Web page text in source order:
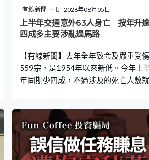
有線新聞 2026年08月05日
上半年交通意外63人身亡 按年升
四成多主要涉亂過馬路
【有線新聞】去年全年致命及嚴重受
559宗，是1954年以來新低。今年上
年同期少四成，不過涉及的死亡人數
年跌勢持續，共有193宗，比去年同
亡人數就增加，共有63人。這些致命
及年長司機。交通總部道路安全課高
要意外成因都是不專注駕駛，而有一